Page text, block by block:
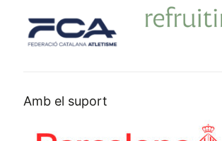
Amb el suport